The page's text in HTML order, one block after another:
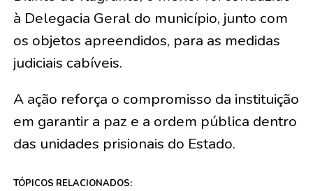
à Delegacia Geral do município, junto com
os objetos apreendidos, para as medidas
judiciais cabíveis.
A ação reforça o compromisso da instituição
em garantir a paz e a ordem pública dentro
das unidades prisionais do Estado.
TÓPICOS RELACIONADOS: